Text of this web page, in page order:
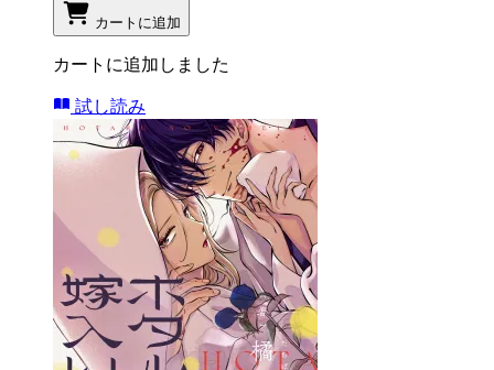
カートに追加
カートに追加しました
試し読み